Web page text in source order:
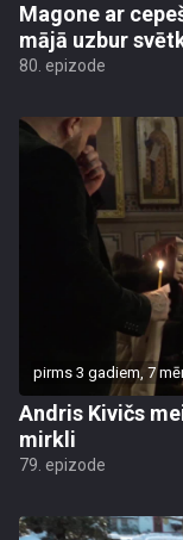
Magone ar
mājā uzbur
80. epizode
pirms 3 gadiem, 7
Andris Kivičs
mirkli
79. epizode